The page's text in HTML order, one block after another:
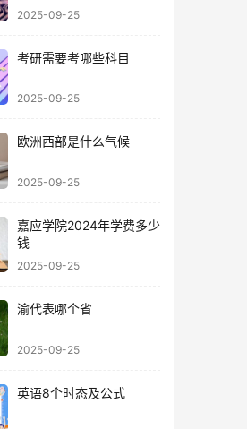
2025-09-25
考研需要考哪些科目
2025-09-25
欧洲西部是什么气候
2025-09-25
嘉应学院2024年学费多少
钱
2025-09-25
渝代表哪个省
2025-09-25
英语8个时态及公式